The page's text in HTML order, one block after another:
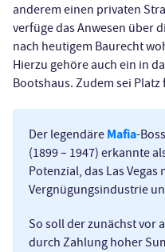
anderem einen privaten
verfüge das Anwesen über
nach heutigem Baurecht
Hierzu gehöre auch ein in
Bootshaus. Zudem sei
Der legendäre Mafia-
(1899 – 1947) erkannte
Potenzial, das Las Vegas
Vergnügungsindustrie
So soll der zunächst vor
durch Zahlung hoher